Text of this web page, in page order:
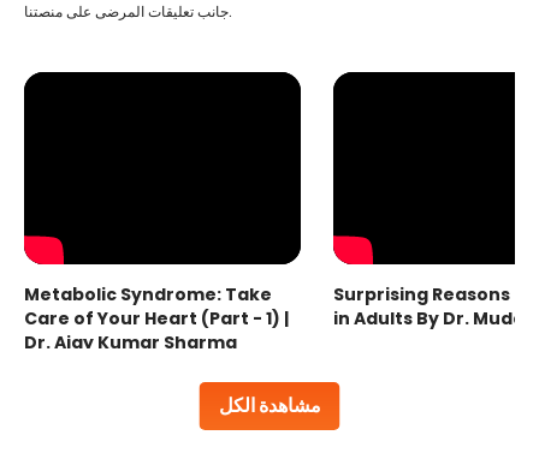
مشاهدة الكل
جانب تعليقات المرضى على منصتنا.
Metabolic Syndrome: Take
Care of Your Heart (Part - 1) |
Dr. Ajay Kumar Sharma
Surprising Reasons
in Adults By Dr.